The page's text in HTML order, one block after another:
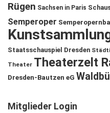
Rügen Sachsen in Paris
Semperoper
Staatsschauspiel Dresden
Theater Theaterzelt
Dresden-Bautzen eG
Mitglieder Login